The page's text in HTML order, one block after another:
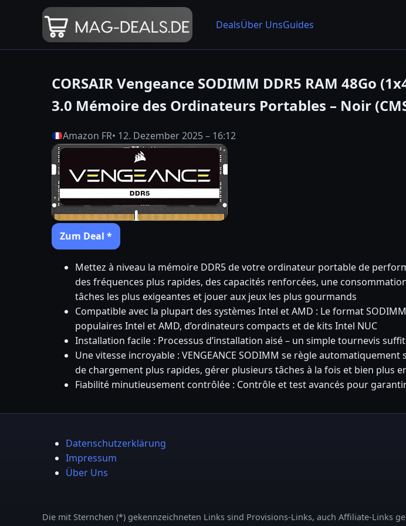
DealsÜber UnsGuides
CORSAIR Vengeance SODIMM DDR5 RAM 48Go
3.0 Mémoire des Ordinateurs Portables – Noir
Amazon FR• 12. Dezember 2025 – 16:12
Zum Deal *
Mettez à niveau la mémoire DDR5 de votre ordinateur portable de
des fréquences plus rapides, des capacités renforcées, une
tâches les plus exigeantes et jouer aux jeux les plus gourmands
Compatible avec la plupart des systèmes Intel et AMD : Le format
populaires Intel et AMD, d’ordinateurs compacts et de kits Intel NUC
Installation facile : Processus d’installation aisé – un simple tournevis
Une vitesse incroyable : VENGEANCE SODIMM se règle
de chargement plus rapides, gérer plusieurs tâches à la fois et bien plus
Fiabilité minutieusement contrôlée : Contrôle et test avancés pour
Datenschutzerklärung
Impressum
Über Uns
Die mit Sternchen (*) gekennzeichneten Links sind Provisions-Links, auch Affiliate-Links